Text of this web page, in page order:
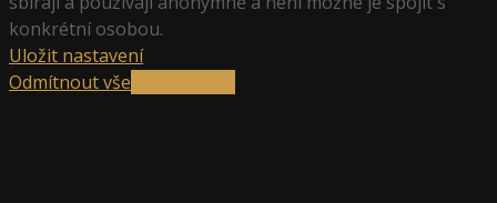
konkrétní osobou.
Uložit nastavení
Odmítnout vše